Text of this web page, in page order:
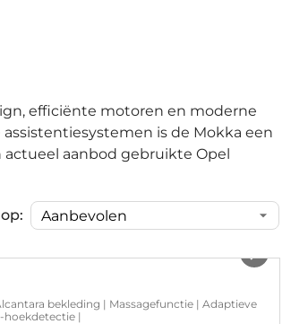
efficiënte motoren en moderne
is de Mokka een
actueel aanbod gebruikte Opel
bekleding | Massagefunctie | Adaptieve
|